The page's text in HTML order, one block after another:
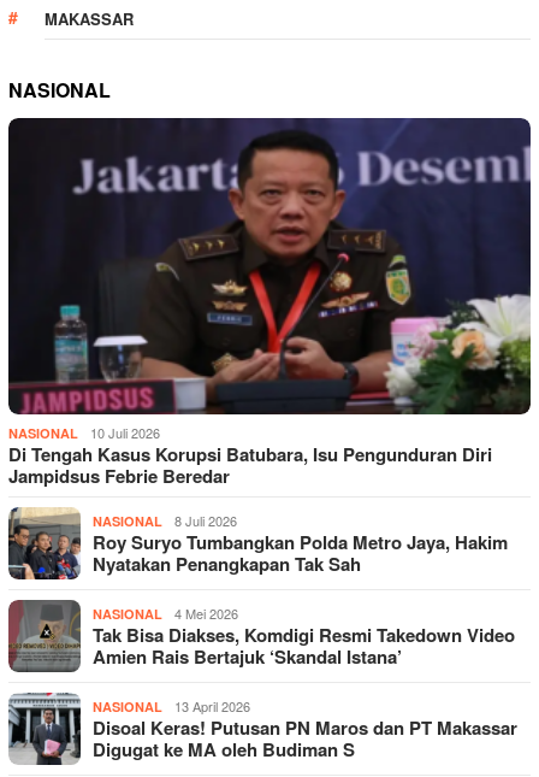
MAKASSAR
NASIONAL
NASIONAL 10 Juli 2026
Di Tengah Kasus Korupsi Batubara, Isu Pengunduran Diri
Jampidsus Febrie Beredar
NASIONAL 8 Juli 2026
Roy Suryo Tumbangkan Polda Metro Jaya, Hakim
Nyatakan Penangkapan Tak Sah
NASIONAL 4 Mei 2026
Tak Bisa Diakses, Komdigi Resmi Takedown Video
Amien Rais Bertajuk ‘Skandal Istana’
NASIONAL 13 April 2026
Disoal Keras! Putusan PN Maros dan PT Makassar
Digugat ke MA oleh Budiman S